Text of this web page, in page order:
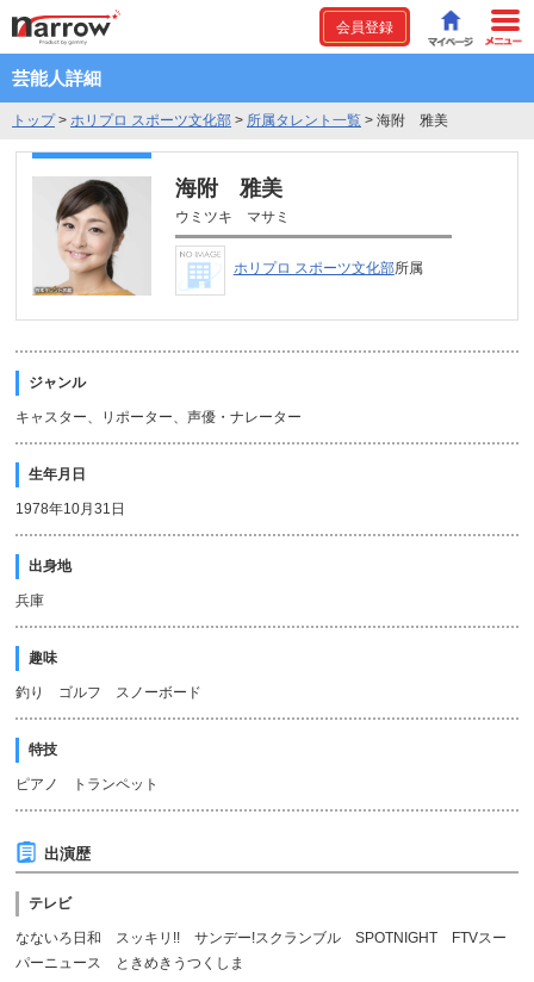
会員登録
芸能人詳細
トップ> ホリプロ スポーツ文化部 > 所属タレント一覧 > 海附 雅美
海附 雅美
ウミツキ マサミ
ホリプロ スポーツ文化部所属
ジャンル
キャスター、リポーター、声優・ナレーター
生年月日
1978年10月31日
出身地
兵庫
趣味
釣り ゴルフ スノーボード
特技
ピアノ トランペット
出演歴
テレビ
なないろ日和 スッキリ!! サンデー!スクランブル SPOTNIGHT FTVスー
パーニュース ときめきうつくしま